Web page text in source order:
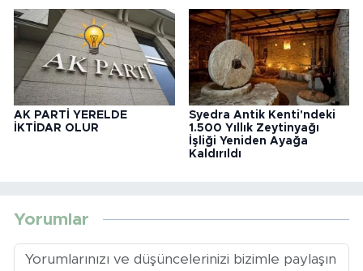
AK PARTİ YERELDE
İKTİDAR OLUR
Syedra Antik Kenti'ndeki
1.500 Yıllık Zeytinyağı
İşliği Yeniden Ayağa
Kaldırıldı
Yorumlar